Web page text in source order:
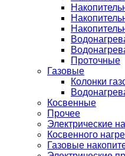
Проточные
Газовые
Колонки
Косвенные
Прочее
Электрические
Косвенного
Газовые